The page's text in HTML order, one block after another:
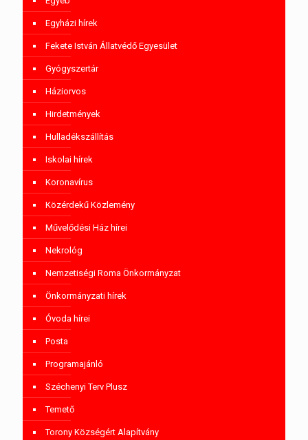
Egyházi hírek
Fekete István Állatvédő Egyesület
Gyógyszertár
Háziorvos
Hirdetmények
Hulladékszállítás
Iskolai hírek
Koronavírus
Közérdekű Közlemény
Művelődési Ház hírei
Nekrológ
Nemzetiségi Roma Önkormányzat
Önkormányzati hírek
Óvoda hírei
Posta
Programajánló
Széchenyi Terv Plusz
Temető
Torony Községért Alapítvány